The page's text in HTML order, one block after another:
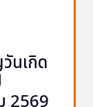
นเกิด